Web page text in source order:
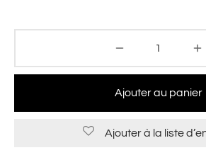
Ajouter au panier
Ajouter à la liste